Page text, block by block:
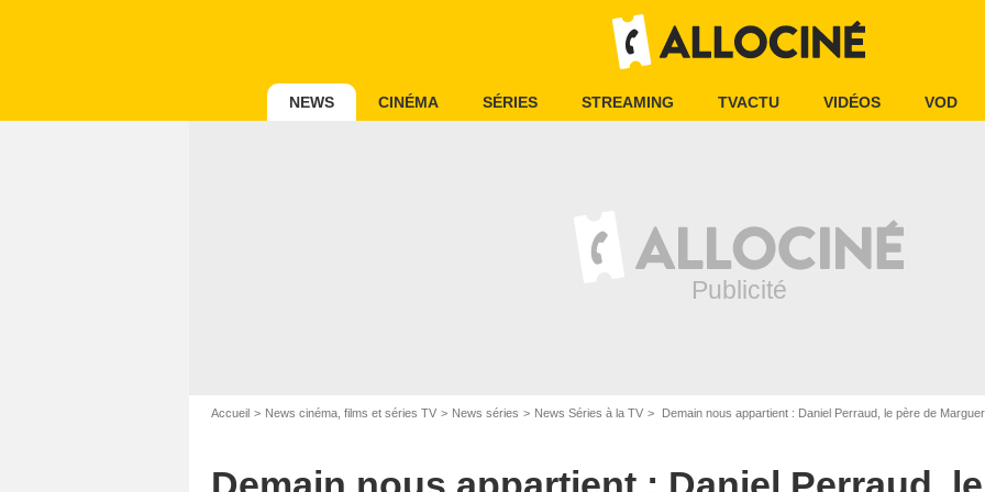
NEWS CINÉMA SÉRIES STREAMING TVACTU VIDÉOS VOD
Accueil News cinéma, films et séries TV News séries News Séries à la TV Demain nous appartient : Daniel Perraud, le père de